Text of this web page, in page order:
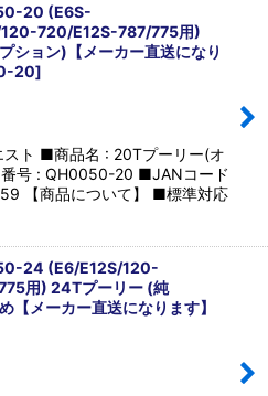
20 (E6S-
720/E12S-787/775用)
ション)【メーカー直送になり
20]
ト ■商品名 : 20Tプーリー(オ
号 : QH0050-20 ■JANコード
【商品について】 ■標準対応
24 (E6/E12S/120-
用) 24Tプーリー (純
メーカー直送になります】